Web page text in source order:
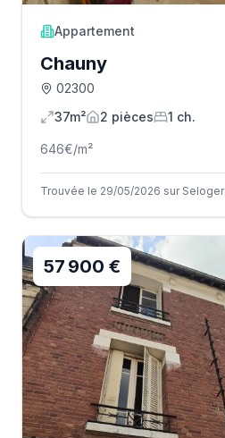
Appartement
Chauny
02300
37m²
2 pièces 1 ch.
646€/m²
Trouvée le 29/05/2026 sur Seloger
57 900 €